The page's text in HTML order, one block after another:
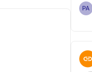
PA